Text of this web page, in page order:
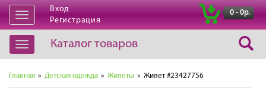
Открыть
навигацию
Вход
Регистрация
0 - 0р.
Открыть
навигацию
Каталог товаров
Главная » Детская одежда » Жилеты » Жилет #23427756